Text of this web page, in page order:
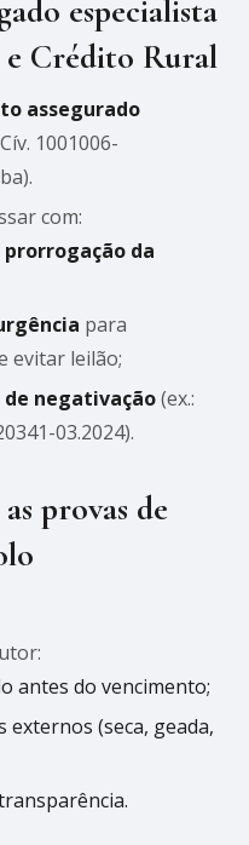
especialista
Crédito Rural
assegurado
1001006-
com:
da
para
evitar leilão;
de negativação(ex.:
03.2024).
provas de
antes do vencimento;
(seca, geada,